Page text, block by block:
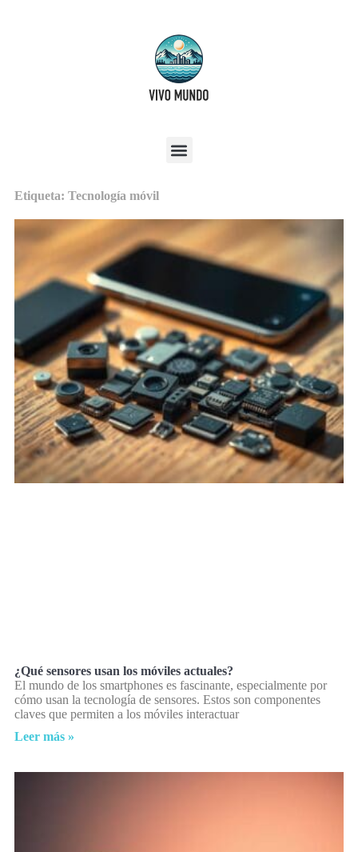
Etiqueta: Tecnología móvil
¿Qué sensores usan los móviles actuales?
El mundo de los smartphones es fascinante, especialmente por
cómo usan la tecnología de sensores. Estos son componentes
claves que permiten a los móviles interactuar
Leer más »